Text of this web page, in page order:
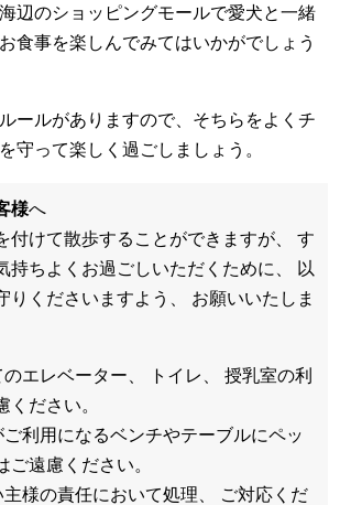
辺のショッピングモールで愛犬と一緒
食事を楽しんでみてはいかがでしょう
ールがありますので、そちらをよくチ
守って楽しく過ごしましょう。
様へ
付けて散歩することができますが、 す
持ちよくお過ごしいただくために、 以
りくださいますよう、 お願いいたしま
エレベーター、 トイレ、 授乳室の利
ください。
利用になるベンチやテーブルにペッ
ご遠慮ください。
様の責任において処理、 ご対応くだ